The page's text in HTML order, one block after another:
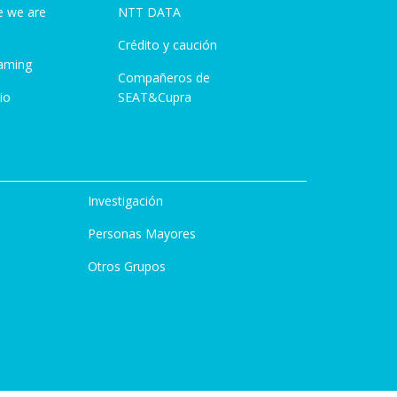
we are
NTT DATA
Crédito y caución
Compañeros de
SEAT&Cupra
Investigación
Personas Mayores
Otros Grupos